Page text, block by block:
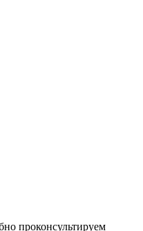
проконсультируем